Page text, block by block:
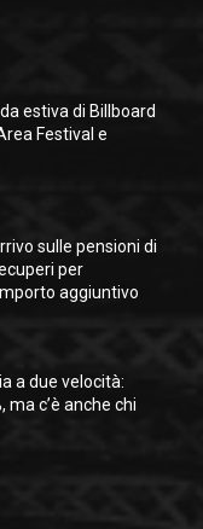
estiva di Billboard
Festival e
sulle pensioni di
per
aggiuntivo
a due velocità:
ma c’è anche chi